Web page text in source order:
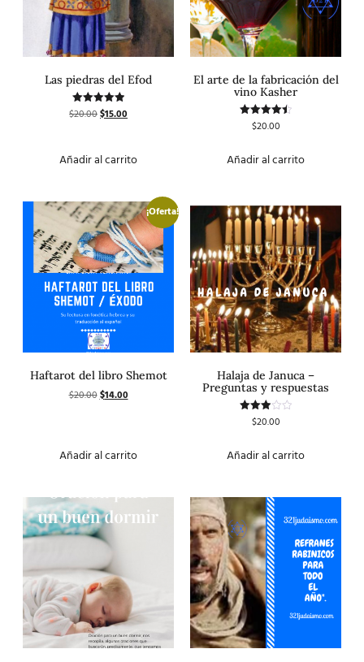
Las piedras del Efod
Valorado
con
$20.00$15.00
Añadir al carrito
El arte de la fabricación del
vino Kasher
Valorado
$20.00
Añadir al carrito
¡Oferta!
Haftarot del libro Shemot
$20.00$14.00
Añadir al carrito
Halaja de Januca –
Preguntas y respuestas
Valorado
con
$20.00
Añadir al carrito